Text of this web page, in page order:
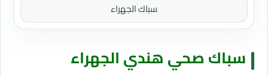
سباك الجهراء
سباك صحي هندي الجهراء